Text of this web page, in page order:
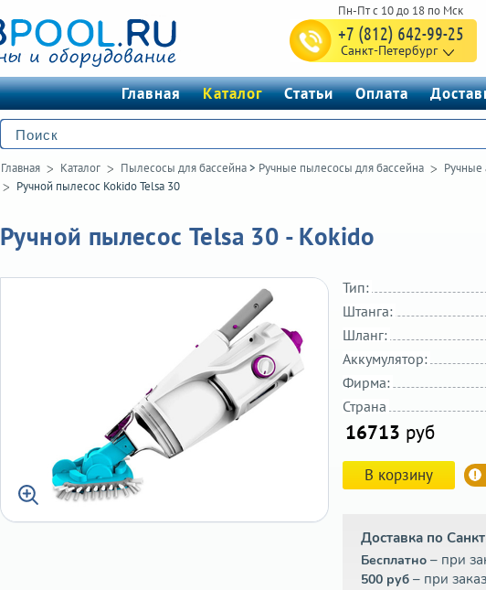
+7 (812) 642-99-25
Санкт-Петербург
Главная Каталог Статьи Оплата
Главная Каталог Пылесосы для бассейна> Ручные пылесосы для бассейна
Ручные
Ручной пылесос Kokido Telsa 30
Ручной пылесос Telsa 30 - Kokido
Тип:
Штанга:
Шланг:
Аккумулятор:
Фирма:
Страна
16713 руб
В корзину
Доставка по
Бесплатно – при
500 руб – при